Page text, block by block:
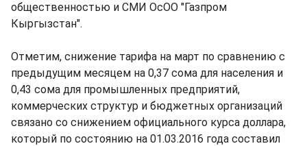
общественностью и СМИ ОсОО "Газпром
Кыргызстан".
Отметим, снижение тарифа на март по сравнению с
предыдущим месяцем на 0,37 сома для населения и
0,43 сома для промышленных предприятий,
коммерческих структур и бюджетных организаций
связано со снижением официального курса доллара,
который по состоянию на 01.03.2016 года составил